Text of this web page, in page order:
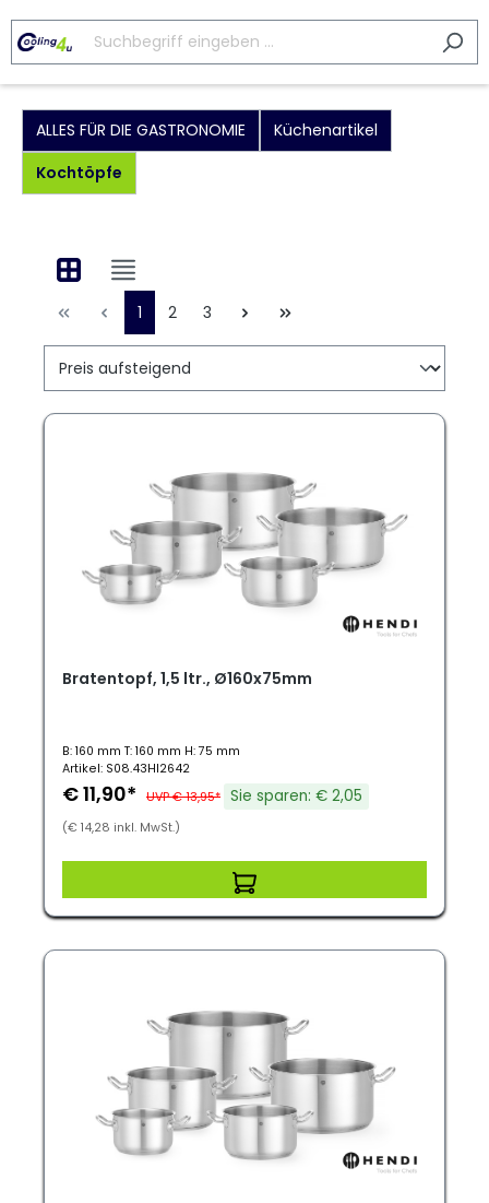
ALLES FÜR DIE GASTRONOMIE
Küchenartikel
Kochtöpfe
1 2 3
Bratentopf, 1,5 ltr., Ø160x75mm
B: 160 mm T: 160 mm H: 75 mm
Artikel: S08.43HI2642
€ 11,90* UVP € 13,95* Sie sparen: € 2,05
(€ 14,28 inkl. MwSt.)